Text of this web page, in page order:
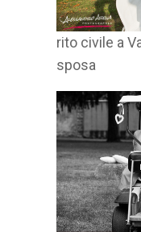
rito civile a
sposa